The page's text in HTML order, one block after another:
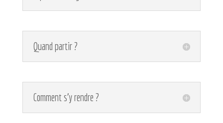
Quand partir ?
Comment s'y rendre ?